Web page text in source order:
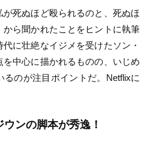
死ぬほど殴られるのと、死ぬほ
ら聞かれたことをヒントに執筆
に壮絶なイジメを受けたソン・
中心に描かれるものの、いじめ
るのが注目ポイントだ。Netflixに
ウンの脚本が秀逸！